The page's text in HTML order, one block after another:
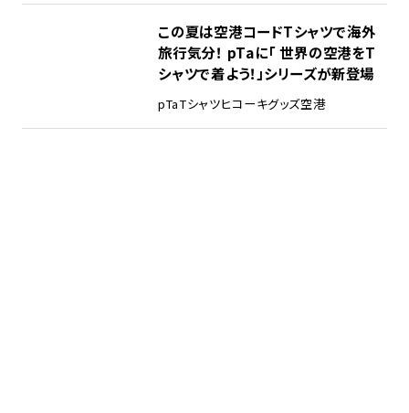
この夏は空港コードTシャツで海外
旅行気分！ pTaに「 世界の空港をT
シャツで着よう！」シリーズが新登場
pTaTシャツヒコーキグッズ空港